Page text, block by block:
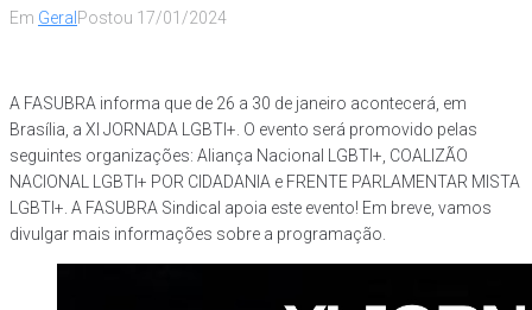
Em Geral Postou 17/01/2024
A FASUBRA informa que de 26 a 30 de janeiro acontecerá, em
Brasília, a XI JORNADA LGBTI+. O evento será promovido pelas
seguintes organizações: Aliança Nacional LGBTI+, COALIZÃO
NACIONAL LGBTI+ POR CIDADANIA e FRENTE PARLAMENTAR MISTA
LGBTI+. A FASUBRA Sindical apoia este evento! Em breve, vamos
divulgar mais informações sobre a programação.